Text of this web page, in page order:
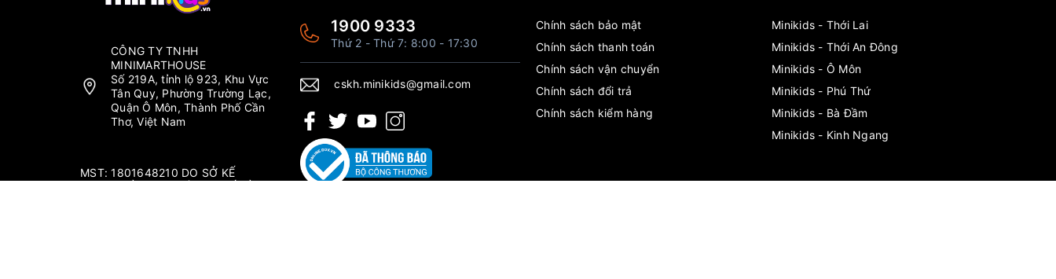
CÔNG TY TNHH
MINIMARTHOUSE
Số 219A, tỉnh lộ 923, Khu Vực
Tân Quy, Phường Trường Lạc,
Quận Ô Môn, Thành Phố Cần
Thơ, Việt Nam
MST: 1801648210 DO SỞ KẾ
1900 9333
Thứ 2 - Thứ 7: 8:00 - 17:30
cskh.minikids@gmail.com
Chính sách bảo mật
Chính sách thanh toán
Chính sách vận chuyển
Chính sách đổi trả
Chính sách kiểm hàng
Minikids - Thới Lai
Minikids - Thới An Đông
Minikids - Ô Môn
Minikids - Phú Thứ
Minikids - Bà Đầm
Minikids - Kinh Ngang